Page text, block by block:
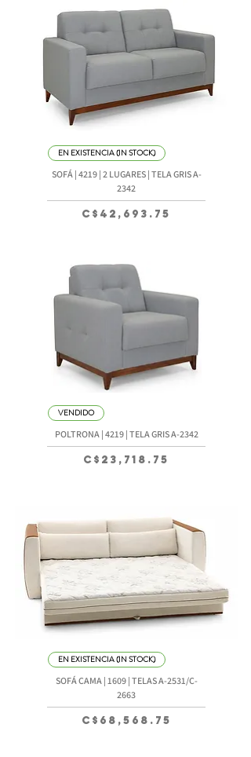
EN EXISTENCIA (IN STOCK)
SOFÁ | 4219 | 2 LUGARES | TELA GRIS A-
2342
Precio
C$42,693.75
VENDIDO
POLTRONA | 4219 | TELA GRIS A-2342
Precio
C$23,718.75
EN EXISTENCIA (IN STOCK)
SOFÁ CAMA | 1609 | TELAS A-2531/C-
2663
Precio
C$68,568.75